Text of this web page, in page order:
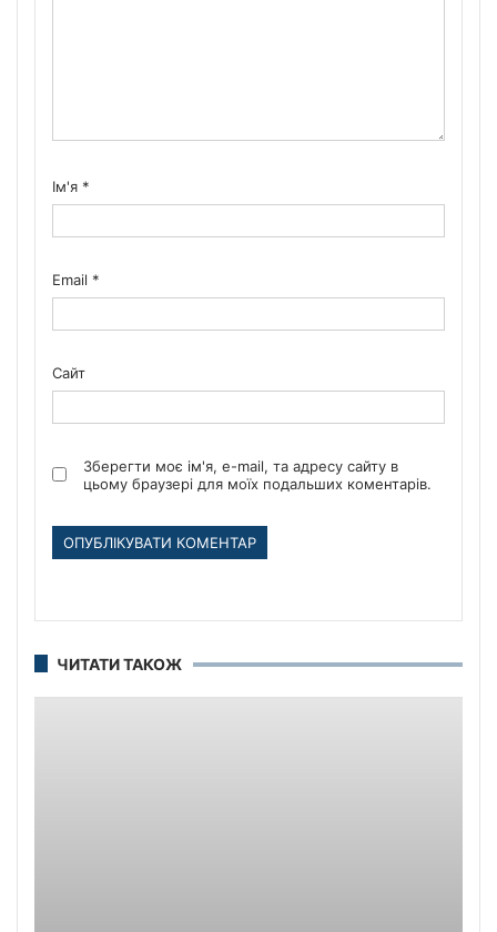
Ім'я *
Email *
Сайт
Зберегти моє ім'я, e-mail, та адресу сайту в
цьому браузері для моїх подальших коментарів.
ЧИТАТИ ТАКОЖ